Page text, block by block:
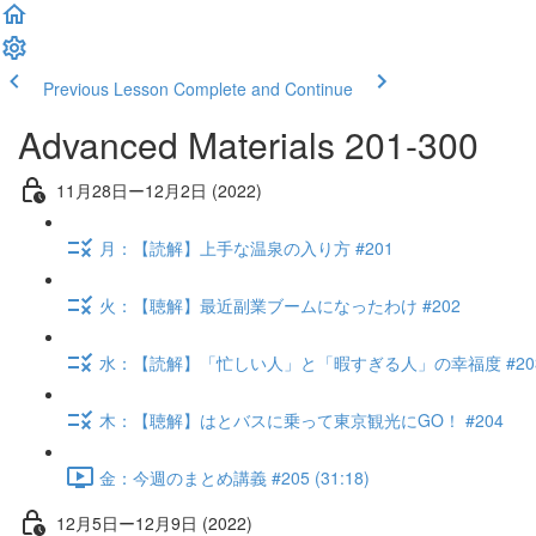
Previous Lesson Complete and Continue
Advanced Materials 201-300
11月28日ー12月2日 (2022)
月：【読解】上手な温泉の入り方 #201
火：【聴解】最近副業ブームになったわけ #202
水：【読解】「忙しい人」と「暇すぎる人」の幸福度
木：【聴解】はとバスに乗って東京観光にGO！ #204
金：今週のまとめ講義 #205 (31:18)
12月5日ー12月9日 (2022)